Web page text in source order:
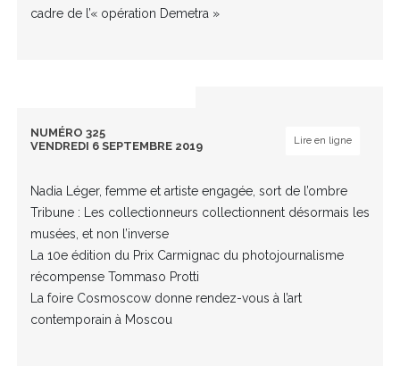
cadre de l’« opération Demetra »
NUMÉRO 325
VENDREDI 6 SEPTEMBRE 2019
Lire en ligne
Nadia Léger, femme et artiste engagée, sort de l’ombre
Tribune : Les collectionneurs collectionnent désormais les
musées, et non l’inverse
La 10e édition du Prix Carmignac du photojournalisme
récompense Tommaso Protti
La foire Cosmoscow donne rendez-vous à l’art
contemporain à Moscou